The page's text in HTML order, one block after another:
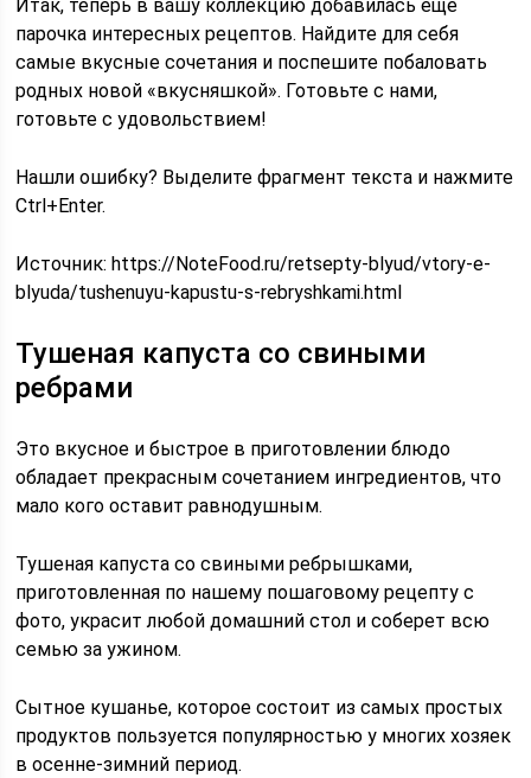
Итак, теперь в вашу коллекцию добавилась еще
парочка интересных рецептов. Найдите для себя
самые вкусные сочетания и поспешите побаловать
родных новой «вкусняшкой». Готовьте с нами,
готовьте с удовольствием!
Нашли ошибку? Выделите фрагмент текста и нажмите
Ctrl+Enter.
Источник:https://NoteFood.ru/retsepty-blyud/vtory-e-
blyuda/tushenuyu-kapustu-s-rebryshkami.html
Тушеная капуста со свиными
ребрами
Это вкусное и быстрое в приготовлении блюдо
обладает прекрасным сочетанием ингредиентов, что
мало кого оставит равнодушным.
Тушеная капуста со свиными ребрышками,
приготовленная по нашему пошаговому рецепту с
фото, украсит любой домашний стол и соберет всю
семью за ужином.
Сытное кушанье, которое состоит из самых простых
продуктов пользуется популярностью у многих хозяек
в осенне-зимний период.